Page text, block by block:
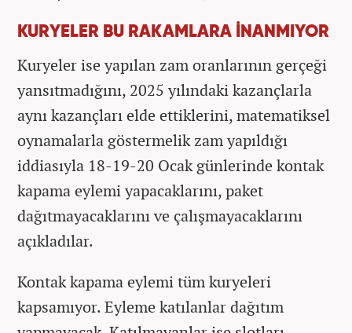
KURYELER BU RAKAMLARA İNANMIYOR
Kuryeler ise yapılan zam oranlarının gerçeği
yansıtmadığını, 2025 yılındaki kazançlarla
aynı kazançları elde ettiklerini, matematiksel
oynamalarla göstermelik zam yapıldığı
iddiasıyla 18-19-20 Ocak günlerinde kontak
kapama eylemi yapacaklarını, paket
dağıtmayacaklarını ve çalışmayacaklarını
açıkladılar.
Kontak kapama eylemi tüm kuryeleri
kapsamıyor. Eyleme katılanlar dağıtım